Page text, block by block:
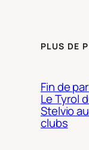
PLUS DE
Fin de
Le Tyrol
Stelvio
clubs